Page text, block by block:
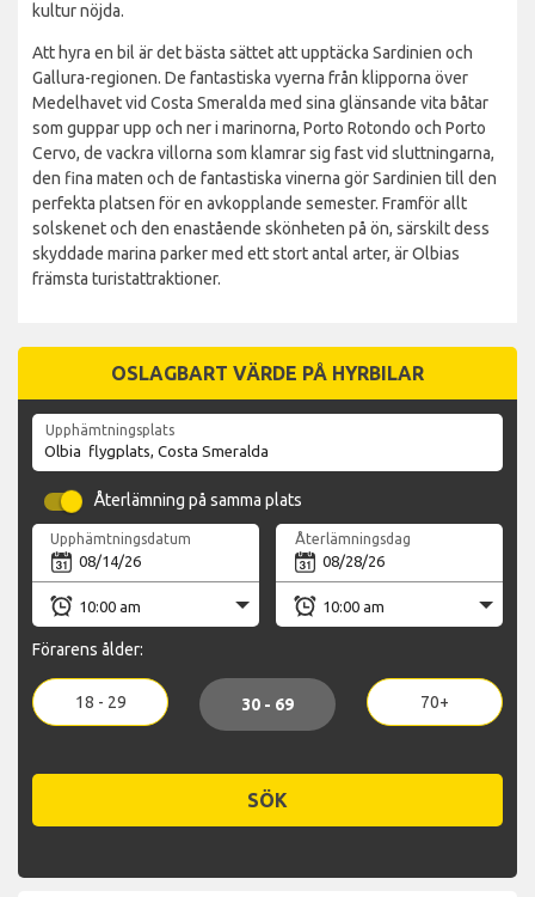
kultur nöjda.
Att hyra en bil är det bästa sättet att upptäcka Sardinien och
Gallura-regionen. De fantastiska vyerna från klipporna över
Medelhavet vid Costa Smeralda med sina glänsande vita båtar
som guppar upp och ner i marinorna, Porto Rotondo och Porto
Cervo, de vackra villorna som klamrar sig fast vid sluttningarna,
den fina maten och de fantastiska vinerna gör Sardinien till den
perfekta platsen för en avkopplande semester. Framför allt
solskenet och den enastående skönheten på ön, särskilt dess
skyddade marina parker med ett stort antal arter, är Olbias
främsta turistattraktioner.
OSLAGBART VÄRDE PÅ HYRBILAR
Upphämtningsplats
Återlämning på samma plats
Upphämtningsdatum Återlämningsdag
Förarens ålder:
18 - 29 30 - 69 70+
SÖK